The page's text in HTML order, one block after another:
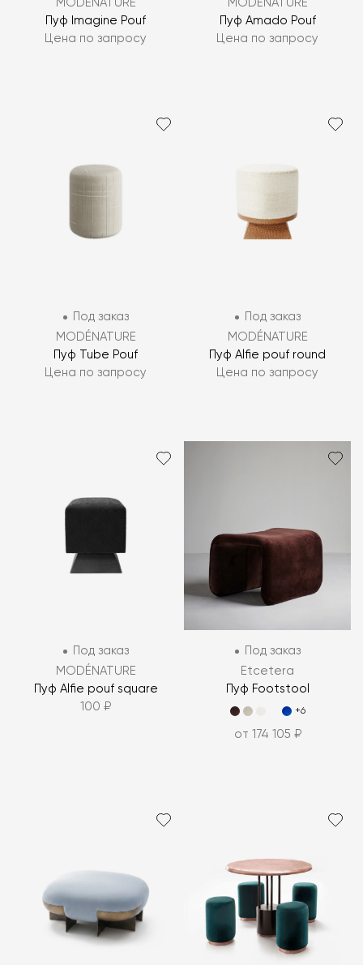
MODÉNATURE
Пуф Imagine Pouf
Цена по запросу
MODÉNATURE
Пуф Amado Pouf
Цена по запросу
Под заказ
MODÉNATURE
Пуф Tube Pouf
Цена по запросу
Под заказ
MODÉNATURE
Пуф Alfie pouf round
Цена по запросу
Под заказ
MODÉNATURE
Пуф Alfie pouf square
100 ₽
Под заказ
Etcetera
Пуф Footstool
+6
от 174 105 ₽